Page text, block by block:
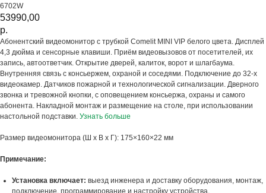
6702W
53990,00
р.
Абонентский видеомонитор с трубкой Comelit MINI VIP белого цвета. Дисплей
4,3 дюйма и сенсорные клавиши. Приём видеовызовов от посетителей, их
запись, автоответчик. Открытие дверей, калиток, ворот и шлагбаума.
Внутренняя связь с консьержем, охраной и соседями. Подключение до 32-х
видеокамер. Датчиков пожарной и технологической сигнализации. Дверного
звонка и тревожной кнопки, с оповещением консьержа, охраны и самого
абонента. Накладной монтаж и размещение на столе, при использовании
настольной подставки. Узнать больше
Размер видеомонитора (Ш х В х Г): 175×160×22 мм
Примечание:
Установка включает: выезд инженера и доставку оборудования, монтаж,
подключение, программирование и настройку устройства.